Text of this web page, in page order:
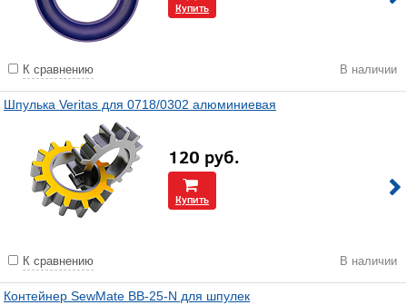
Купить
К сравнению В наличии
Шпулька Veritas для 0718/0302 алюминиевая
120 руб.
Купить
К сравнению В наличии
Контейнер SewMate BB-25-N для шпулек